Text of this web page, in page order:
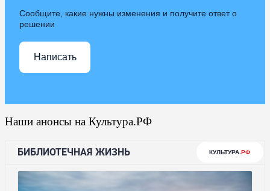
Сообщите, какие нужны изменения и получите ответ о
решении
Написать
Наши анонсы на Культура.РФ